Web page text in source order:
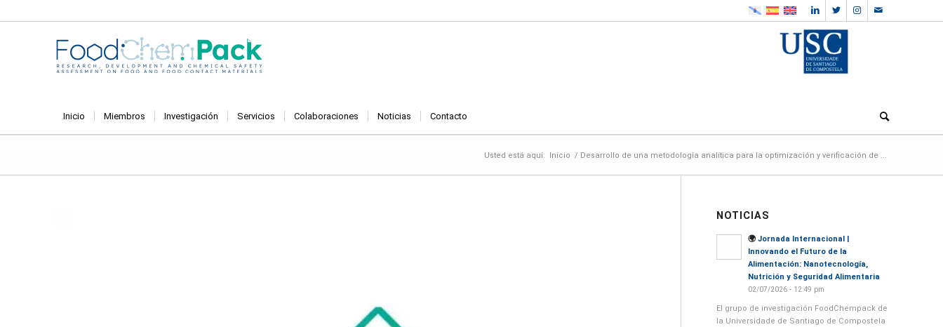
Inicio Miembros Investigación Servicios Colaboraciones Noticias Contacto
Usted está aquí: Inicio / Desarrollo de una metodología analítica para la optimización y verificación de ...
NOTICIAS
🌍 Jornada Internacional |
Innovando el Futuro de la
Alimentación: Nanotecnología,
Nutrición y Seguridad Alimentaria
02/07/2026 - 12:49 pm
El grupo de investigación FoodChempack de
la Universidade de Santiago de Compostela